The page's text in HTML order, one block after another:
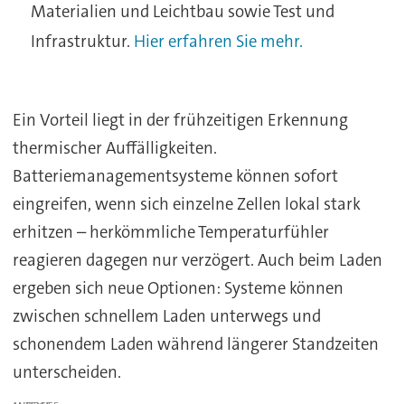
Materialien und Leichtbau sowie Test und
Infrastruktur. Hier erfahren Sie mehr.
Ein Vorteil liegt in der frühzeitigen Erkennung
thermischer Auffälligkeiten.
Batteriemanagementsysteme können sofort
eingreifen, wenn sich einzelne Zellen lokal stark
erhitzen – herkömmliche Temperaturfühler
reagieren dagegen nur verzögert. Auch beim Laden
ergeben sich neue Optionen: Systeme können
zwischen schnellem Laden unterwegs und
schonendem Laden während längerer Standzeiten
unterscheiden.